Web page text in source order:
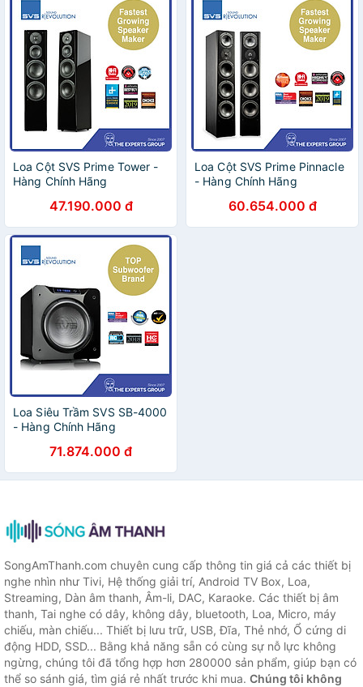
Loa Cột SVS Prime Tower -
Hàng Chính Hãng
47.190.000 đ
Loa Cột SVS Prime Pinnacle
- Hàng Chính Hãng
60.654.000 đ
Loa Siêu Trầm SVS SB-4000
- Hàng Chính Hãng
71.874.000 đ
SongAmThanh.com chuyên cung cấp thông tin giá cả các thiết bị
nghe nhìn như Tivi, Hệ thống giải trí, Android TV Box, Loa,
Streaming, Dàn âm thanh, Âm-li, DAC, Karaoke. Các thiết bị âm
thanh, Tai nghe có dây, không dây, bluetooth, Loa, Micro, máy
chiếu, màn chiếu... Thiết bị lưu trữ, USB, Đĩa, Thẻ nhớ, Ổ cứng di
động HDD, SSD... Bằng khả năng sẵn có cùng sự nỗ lực không
ngừng, chúng tôi đã tổng hợp hơn 280000 sản phẩm, giúp bạn có
thể so sánh giá, tìm giá rẻ nhất trước khi mua. Chúng tôi không